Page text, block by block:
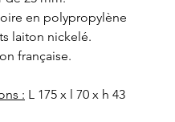
en polypropylène
laiton nickelé.
française.
: L 175 x l 70 x h 43